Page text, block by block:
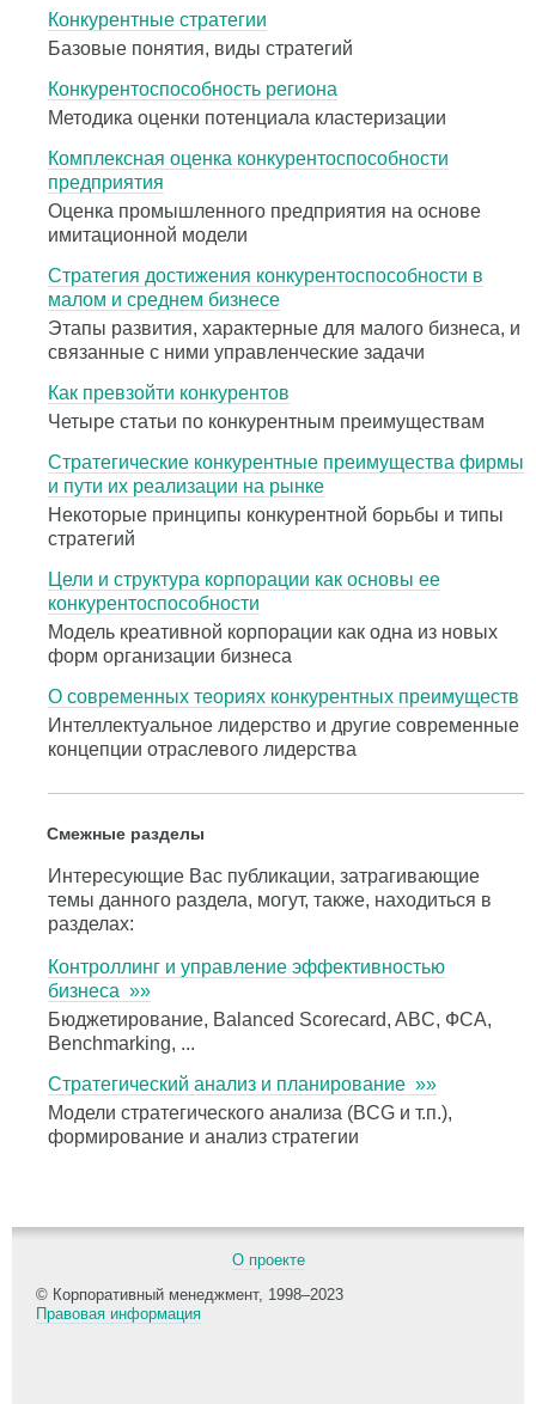
Конкурентные стратегии
Базовые понятия, виды стратегий
Конкурентоспособность региона
Методика оценки потенциала кластеризации
Комплексная оценка конкурентоспособности
предприятия
Оценка промышленного предприятия на основе
имитационной модели
Стратегия достижения конкурентоспособности в
малом и среднем бизнесе
Этапы развития, характерные для малого бизнеса, и
связанные с ними управленческие задачи
Как превзойти конкурентов
Четыре статьи по конкурентным преимуществам
Стратегические конкурентные преимущества фирмы
и пути их реализации на рынке
Некоторые принципы конкурентной борьбы и типы
стратегий
Цели и структура корпорации как основы ее
конкурентоспособности
Модель креативной корпорации как одна из новых
форм организации бизнеса
О современных теориях конкурентных преимуществ
Интеллектуальное лидерство и другие современные
концепции отраслевого лидерства
Смежные разделы
Интересующие Вас публикации, затрагивающие
темы данного раздела, могут, также, находиться в
разделах:
Контроллинг и управление эффективностью
бизнеса »»
Бюджетирование, Balanced Scorecard, ABC, ФСА,
Benchmarking, ...
Стратегический анализ и планирование »»
Модели стратегического анализа (BCG и т.п.),
формирование и анализ стратегии
О проекте
© Корпоративный менеджмент, 1998–2023
Правовая информация